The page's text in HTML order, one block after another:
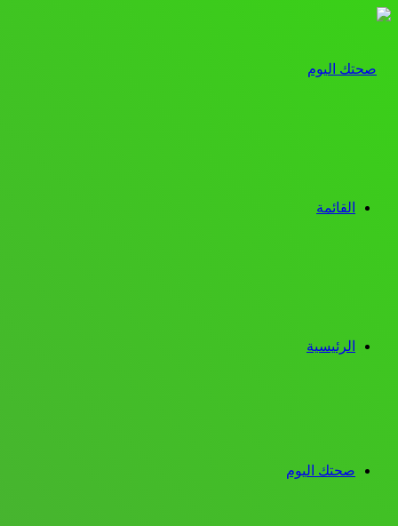
القائمة
الرئيسية
صحتك اليوم